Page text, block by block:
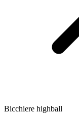
Bicchiere highball